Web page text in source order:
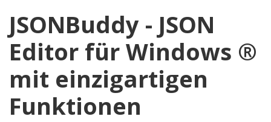
JSONBuddy - JSON
Editor für Windows ®
mit einzigartigen
Funktionen